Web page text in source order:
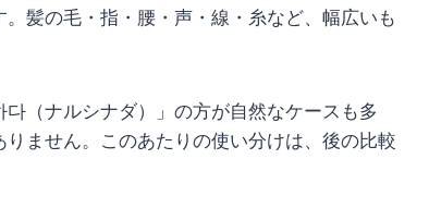
髪の毛・指・腰・声・線・糸など、幅広いも
（ナルシナダ）」の方が自然なケースも多
ません。このあたりの使い分けは、後の比較